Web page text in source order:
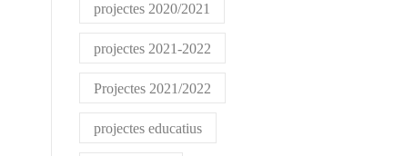
projectes 2020/2021
projectes 2021-2022
Projectes 2021/2022
projectes educatius